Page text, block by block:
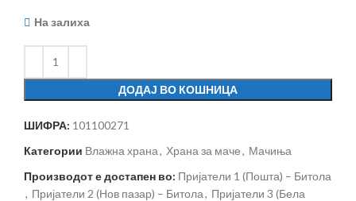
На залиха
ДОДАЈ ВО КОШНИЦА
ШИФРА: 101100271
Категории Влажна храна, Храна за маче, Мачиња
Производот е достапен во: Пријатели 1 (Пошта) – Битола
, Пријатели 2 (Нов пазар) – Битола, Пријатели 3 (Бела